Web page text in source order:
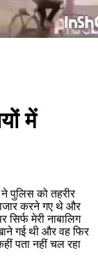
में
ने पुलिस को तहरीर
करने गए थे और
मेरी नाबालिग
गई थी और वह फिर
पता नहीं चल रहा